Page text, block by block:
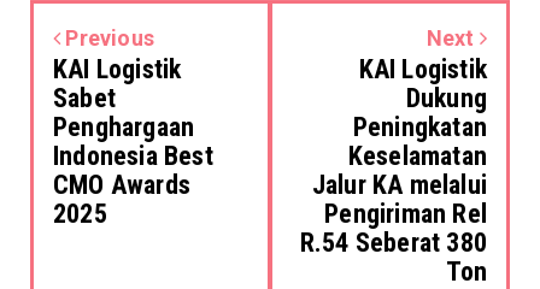
Previous
KAI Logistik
Sabet
Penghargaan
Indonesia Best
CMO Awards
2025
Next
KAI Logistik
Dukung
Peningkatan
Keselamatan
Jalur KA melalui
Pengiriman Rel
R.54 Seberat 380
Ton